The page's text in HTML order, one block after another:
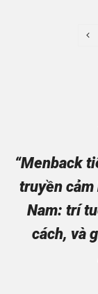
“Menback
truyền cảm
Nam: trí
cách, và